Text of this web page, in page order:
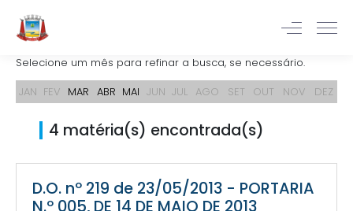
Selecione um mês para refinar a busca, se necessário.
JAN FEV MAR ABR MAI JUN JUL AGO SET OUT NOV DEZ
4 matéria(s) encontrada(s)
D.O. nº 219 de 23/05/2013 - PORTARIA
N.º 005, DE 14 DE MAIO DE 2013